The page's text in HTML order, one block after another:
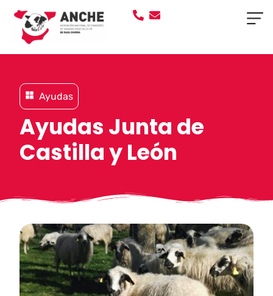
Ayudas
Ayudas Junta de
Castilla y León